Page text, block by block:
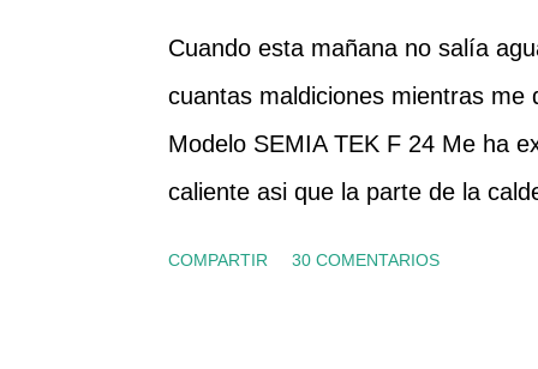
Cuando esta mañana no salía
cuantas maldiciones mientras me
Modelo SEMIA TEK F 24 Me ha
caliente asi que la parte de la
COMPARTIR 30 COMENTARIOS